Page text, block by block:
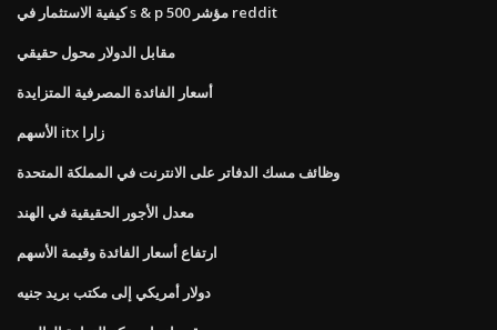
كيفية الاستثمار في s & p 500 مؤشر reddit
مقابل الدولار محول حقيقي
أسعار الفائدة المصرفية المتزايدة
الأسهم itx زارا
وظائف مسك الدفاتر على الانترنت في المملكة المتحدة
معدل الأجور الحقيقية في الهند
ارتفاع أسعار الفائدة وقيمة الأسهم
دولار أمريكي إلى مكتب بريد جنيه